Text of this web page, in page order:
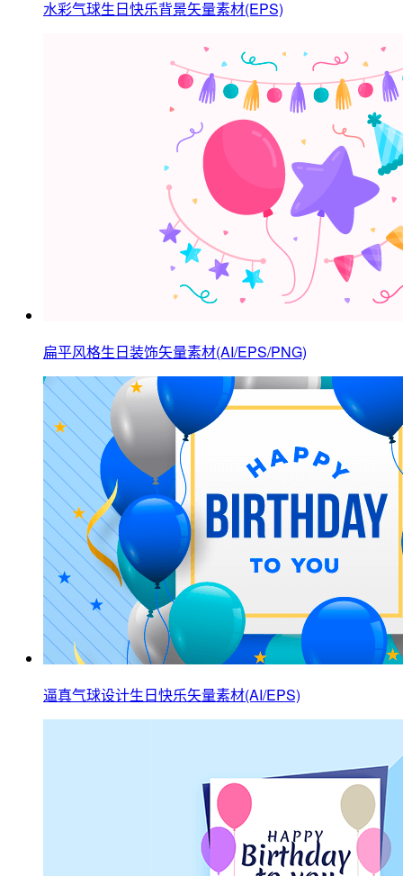
水彩气球生日快乐背景矢量素材(EPS)
扁平风格生日装饰矢量素材(AI/EPS/PNG)
逼真气球设计生日快乐矢量素材(AI/EPS)